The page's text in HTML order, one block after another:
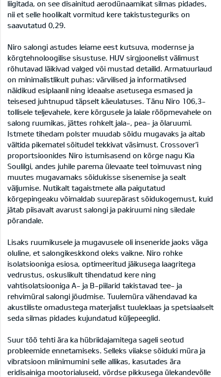
liigitada, on see disainitud aerodünaamikat silmas pidades,
nii et selle hoolikalt vormitud kere takistusteguriks on
saavutatud 0,29.
Niro salongi astudes leiame eest kutsuva, modernse ja
kõrgtehnoloogilise sisustuse. HUV sirgjoonelist välimust
rõhutavad läikivad valged või mustad detailid. Armatuurlaud
on minimalistlikult puhas: värvilised ja informatiivsed
näidikud esiplaanil ning ideaalse asetusega esmased ja
teisesed juhtnupud täpselt käeulatuses. Tänu Niro 106,3-
tollisele teljevahele, kere kõrgusele ja laiale rööpmevahele on
salong ruumikas, jättes rohkelt jala-, pea- ja õlaruumi.
Istmete tihedam polster muudab sõidu mugavaks ja aitab
vältida pikematel sõitudel tekkivat väsimust. Crossover'i
proportsioonides Niro istumisasend on kõrge nagu Kia
Soulilgi, andes juhile parema ülevaate teel toimuvast ning
muutes mugavamaks sõidukisse sisenemise ja sealt
väljumise. Nutikalt tagaistmete alla paigutatud
kõrgepingeaku võimaldab suurepärast sõidukogemust, kuid
jätab piisavalt avarust salongi ja pakiruumi ning siledale
põrandale.
Lisaks ruumikusele ja mugavusele oli inseneride jaoks väga
oluline, et salongikeskkond oleks vaikne. Niro rohke
isolatsiooniga esiosa, optimeeritud jäikusega laagritega
vedrustus, oskuslikult tihendatud kere ning
vahtisolatsiooniga A- ja B-piilarid takistavad tee- ja
rehvimüral salongi jõudmise. Tuulemüra vähendavad ka
akustiliste omadustega materjalist tuuleklaas ja spetsiaalselt
seda silmas pidades kujundatud küljepeeglid.
Suur töö tehti ära ka hübriidajamitega sageli seotud
probleemide ennetamiseks. Selleks viiakse sõiduki müra ja
vibratsioon miinimumini selle allikas, kasutades ära
eridisainiga mootorialuseid, võrdse pikkusega ülekandevõlle